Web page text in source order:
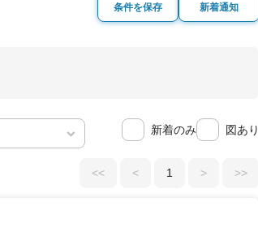
条件を保存 新着通知
新着のみ 図あり
<< < 1 > >>